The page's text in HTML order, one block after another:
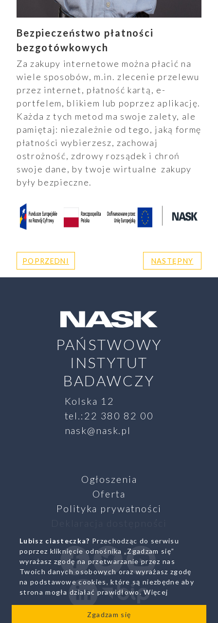
SZUKAJ
Bezpieczeństwo płatności
bezgotówkowych
Za zakupy internetowe można płacić na
wiele sposobów, m.in. zlecenie przelewu
przez internet, płatność kartą, e-
portfelem, blikiem lub poprzez aplikację.
Każda z tych metod ma swoje zalety, ale
pamiętaj: niezależnie od tego, jaką formę
płatności wybierzesz, zachowaj
ostrożność, zdrowy rozsądek i chroń
swoje dane, by twoje wirtualne zakupy
były bezpieczne.
POPRZEDNI NASTĘPNY
PAŃSTWOWY
INSTYTUT
BADAWCZY
Kolska 12
tel.:22 380 82 00
nask@nask.pl
Ogłoszenia
Oferta
Polityka prywatności
Deklaracja dostępności
FacebookTwitterYoutube
LinkedinBiuletyn Infromacji
Lubisz ciasteczka? Przechodząc do serwisu
poprzez kliknięcie odnośnika „Zgadzam się”
wyrażasz zgodę na przetwarzanie przez nas
Twoich danych osobowych oraz wyrażasz zgodę
na podstawowe cookies, które są niezbędne aby
strona mogła działać prawidłowo.Więcej
Zgadzam się